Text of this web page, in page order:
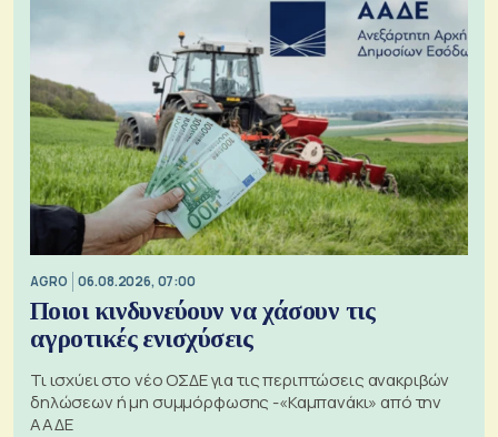
AGRO 06.08.2026, 07:00
Ποιοι κινδυνεύουν να χάσουν τις
αγροτικές ενισχύσεις
Τι ισχύει στο νέο ΟΣΔΕ για τις περιπτώσεις ανακριβών
δηλώσεων ή μη συμμόρφωσης -«Καμπανάκι» από την
ΑΑΔΕ